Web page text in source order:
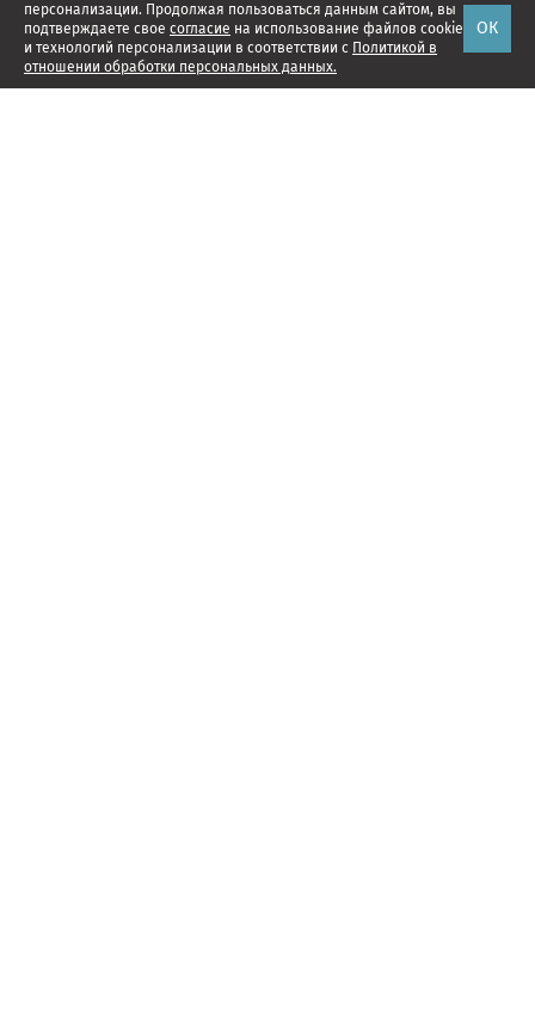
персонализации. Продолжая пользоваться данным сайтом, вы
подтверждаете свое согласие на использование файлов cookie
и технологий персонализации в соответствии с Политикой в
отношении обработки персональных данных.
ОК